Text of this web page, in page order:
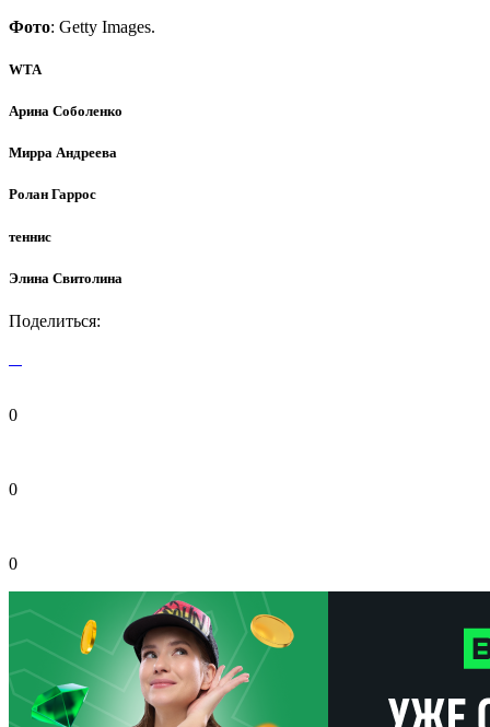
Фото: Getty Images.
WTA
Арина Соболенко
Мирра Андреева
Ролан Гаррос
теннис
Элина Свитолина
Поделиться:
0
0
0